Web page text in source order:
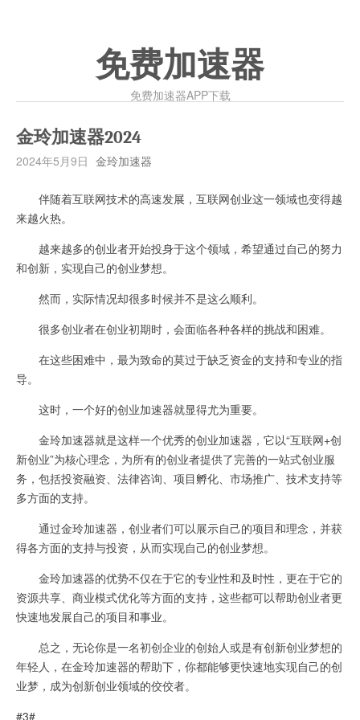
免费加速器
免费加速器APP下载
金玲加速器2024
2024年5月9日 金玲加速器
伴随着互联网技术的高速发展，互联网创业这一领域也变得越
来越火热。
越来越多的创业者开始投身于这个领域，希望通过自己的努力
和创新，实现自己的创业梦想。
然而，实际情况却很多时候并不是这么顺利。
很多创业者在创业初期时，会面临各种各样的挑战和困难。
在这些困难中，最为致命的莫过于缺乏资金的支持和专业的指
导。
这时，一个好的创业加速器就显得尤为重要。
金玲加速器就是这样一个优秀的创业加速器，它以“互联网+创
新创业”为核心理念，为所有的创业者提供了完善的一站式创业服
务，包括投资融资、法律咨询、项目孵化、市场推广、技术支持等
多方面的支持。
通过金玲加速器，创业者们可以展示自己的项目和理念，并获
得各方面的支持与投资，从而实现自己的创业梦想。
金玲加速器的优势不仅在于它的专业性和及时性，更在于它的
资源共享、商业模式优化等方面的支持，这些都可以帮助创业者更
快速地发展自己的项目和事业。
总之，无论你是一名初创企业的创始人或是有创新创业梦想的
年轻人，在金玲加速器的帮助下，你都能够更快速地实现自己的创
业梦，成为创新创业领域的佼佼者。
#3#